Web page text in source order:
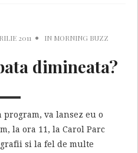
2011 IN MORNING BUZZ
dimineata?
va lansez eu o
la ora 11, la Carol Parc
si la fel de multe